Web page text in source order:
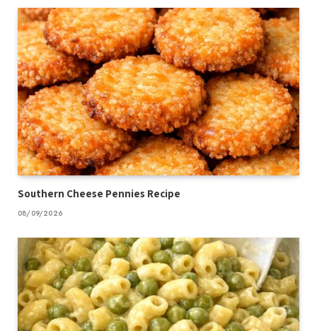
Southern Cheese Pennies Recipe
08/09/2026